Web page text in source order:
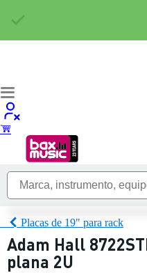
Placas de 19" para rack
Adam Hall
plana 2U